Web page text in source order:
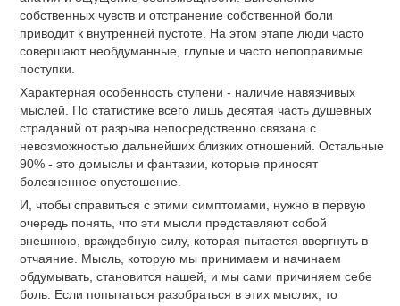
собственных чувств и отстранение собственной боли
приводит к внутренней пустоте. На этом этапе люди часто
совершают необдуманные, глупые и часто непоправимые
поступки.
Характерная особенность ступени - наличие навязчивых
мыслей. По статистике всего лишь десятая часть душевных
страданий от разрыва непосредственно связана с
невозможностью дальнейших близких отношений. Остальные
90% - это домыслы и фантазии, которые приносят
болезненное опустошение.
И, чтобы справиться с этими симптомами, нужно в первую
очередь понять, что эти мысли представляют собой
внешнюю, враждебную силу, которая пытается ввергнуть в
отчаяние. Мысль, которую мы принимаем и начинаем
обдумывать, становится нашей, и мы сами причиняем себе
боль. Если попытаться разобраться в этих мыслях, то